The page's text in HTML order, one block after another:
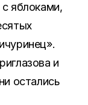
яблоками,
и
остались